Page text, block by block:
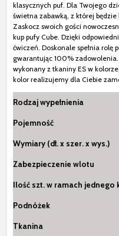
klasycznych puf. Dla Twojego
świetna zabawką, z której
Zaskocz swoich gości
kup pufy Cube. Dzięki
ćwiczeń. Doskonale spełnia
gwarantując 100%
wykonany z tkaniny ES w
kolor realizujemy dla Ciebie
Rodzaj wypełnienia
Pojemność
Wymiary (dł. x szer. x wys.)
Zabezpieczenie wlotu
Ilość szt. w ramach jednego
Podnóżek
Tkanina